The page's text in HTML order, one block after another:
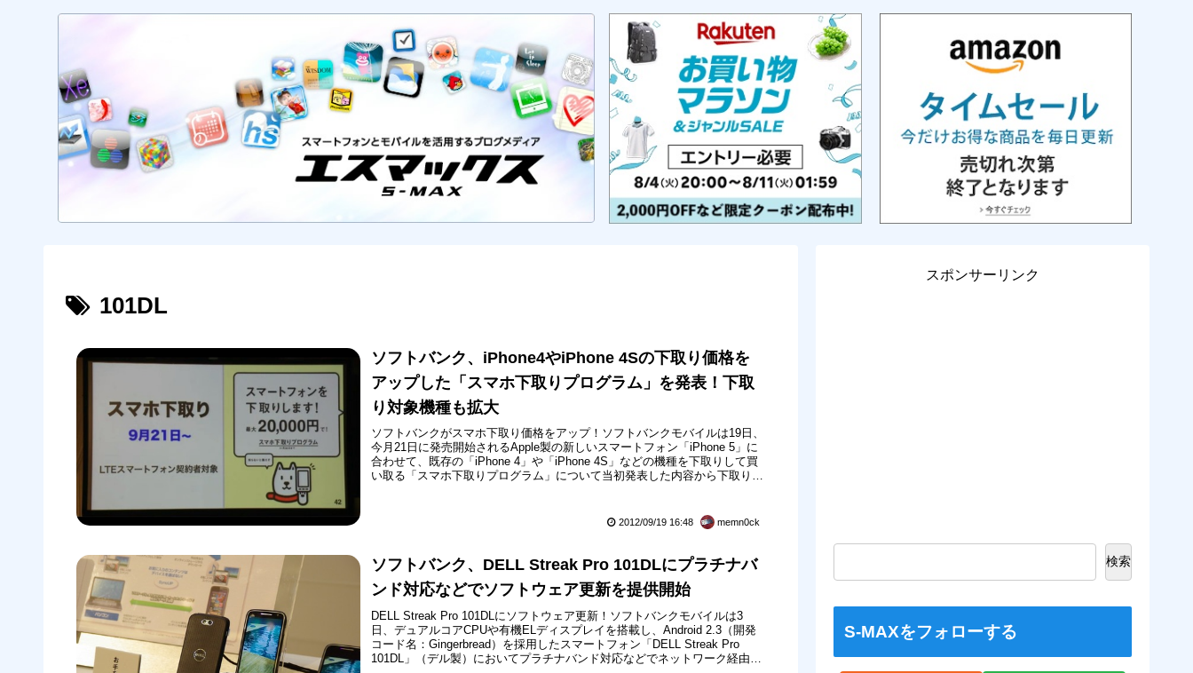
101DL
ソフトバンク、iPhone4やiPhone 4Sの下取り価格を
アップした「スマホ下取りプログラム」を発表！下取
り対象機種も拡大
ソフトバンクがスマホ下取り価格をアップ！ソフトバンクモバイルは19日、
今月21日に発売開始されるApple製の新しいスマートフォン「iPhone 5」に
合わせて、既存の「iPhone 4」や「iPhone 4S」などの機種を下取りして買
い取る「スマホ下取りプログラム」について当初発表した内容から下取り価
2012/09/19 16:48 memn0ck
ソフトバンク、DELL Streak Pro 101DLにプラチナバ
ンド対応などでソフトウェア更新を提供開始
DELL Streak Pro 101DLにソフトウェア更新！ソフトバンクモバイルは3
日、デュアルコアCPUや有機ELディスプレイを搭載し、Android 2.3（開発
コード名：Gingerbread）を採用したスマートフォン「DELL Streak Pro
101DL」（デル製）においてプラチナバンド対応などでネットワーク経由に
スポンサーリンク
検索
S-MAXをフォローする